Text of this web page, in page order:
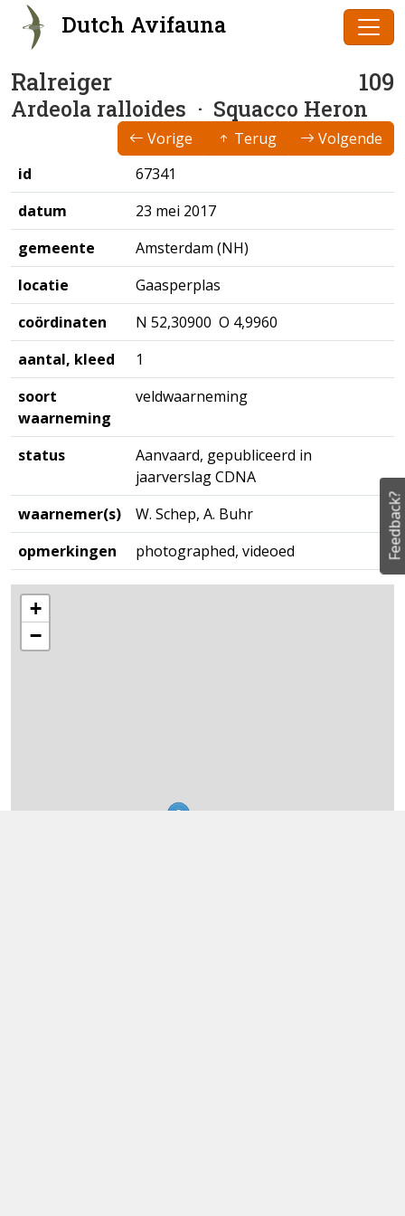
Dutch Avifauna
Ralreiger 109
Ardeola ralloides · Squacco Heron
Vorige Terug
Volgende
id
67341
datum
23 mei 2017
gemeente
Amsterdam (NH)
locatie
Gaasperplas
coördinaten
N 52,30900 O 4,9960
aantal, kleed
1
soort
waarneming
veldwaarneming
status
Aanvaard, gepubliceerd in
jaarverslag CDNA
waarnemer(s)
W. Schep, A. Buhr
opmerkingen
photographed, videoed
+
−
Feedback?